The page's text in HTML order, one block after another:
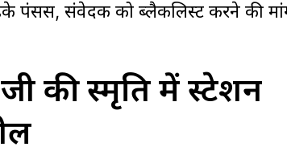
पंसस, संवेदक को ब्लैकलिस्ट करने की मांग
की स्मृति में स्टेशन